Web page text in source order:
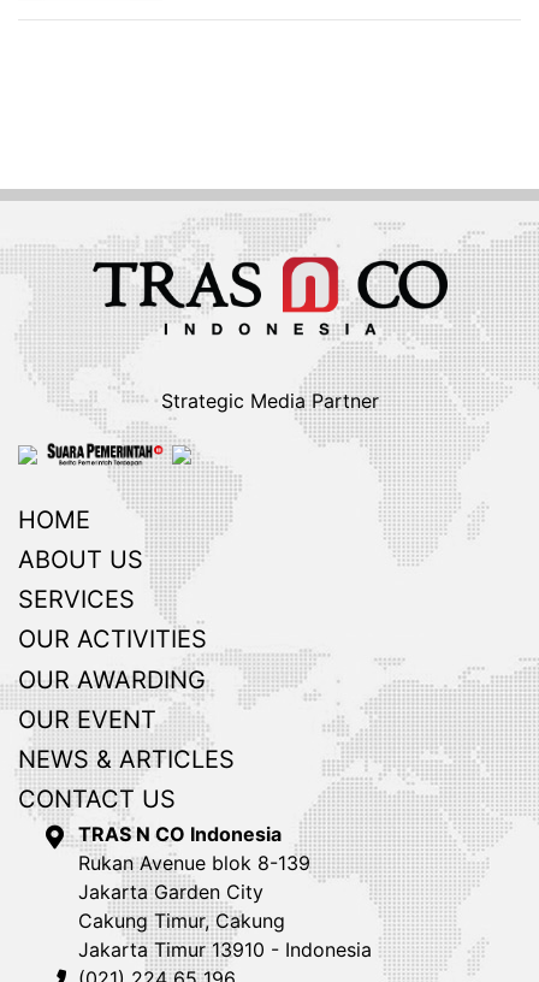
Strategic Media Partner
HOME
ABOUT US
SERVICES
OUR ACTIVITIES
OUR AWARDING
OUR EVENT
NEWS & ARTICLES
CONTACT US
TRAS N CO Indonesia
Rukan Avenue blok 8-139
Jakarta Garden City
Cakung Timur, Cakung
Jakarta Timur 13910 - Indonesia